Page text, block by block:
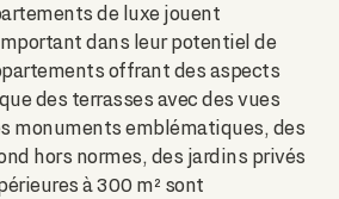
de luxe jouent
dans leur potentiel de
offrant des aspects
des terrasses avec des vues
monuments emblématiques, des
hors normes, des jardins privés
à 300 m² sont